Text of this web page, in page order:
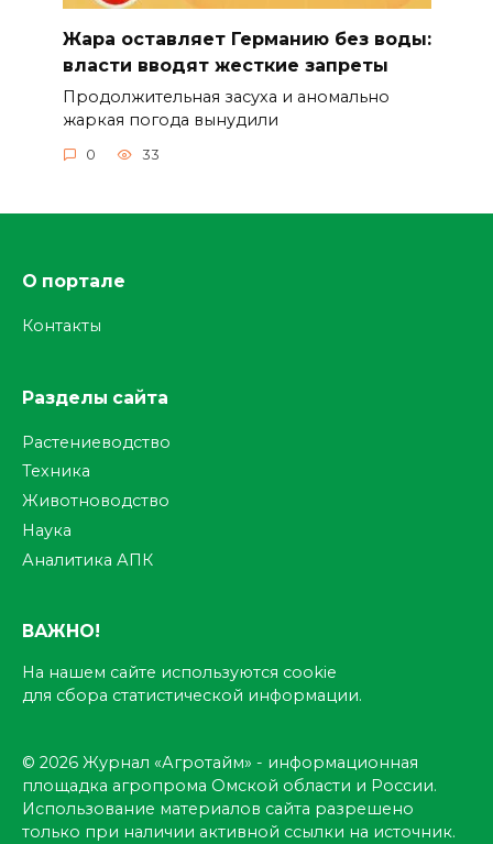
Жара оставляет Германию без воды:
власти вводят жесткие запреты
Продолжительная засуха и аномально
жаркая погода вынудили
0 33
О портале
Контакты
Разделы сайта
Растениеводство
Техника
Животноводство
Наука
Аналитика АПК
ВАЖНО!
На нашем сайте используются cookie
для сбора статистической информации.
© 2026 Журнал «Агротайм» - информационная
площадка агропрома Омской области и России.
Использование материалов сайта разрешено
только при наличии активной ссылки на источник.